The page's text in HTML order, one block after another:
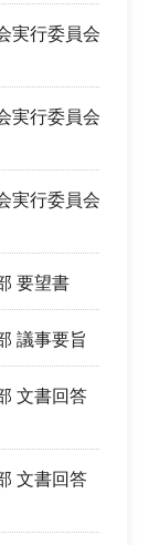
実行委員会
実行委員会
実行委員会
要望書
議事要旨
文書回答
文書回答